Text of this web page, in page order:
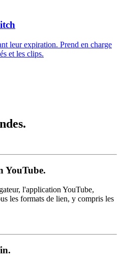
leur expiration. Prend en charge
et les clips.
YouTube.
l'application YouTube,
les formats de lien, y compris les